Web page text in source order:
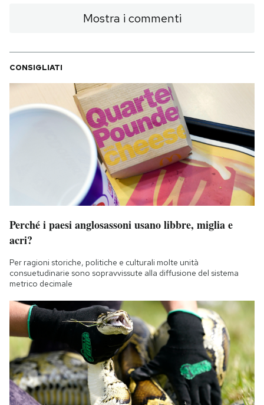
Mostra i commenti
CONSIGLIATI
Perché i paesi anglosassoni usano libbre, miglia e
acri?
Per ragioni storiche, politiche e culturali molte unità
consuetudinarie sono sopravvissute alla diffusione del sistema
metrico decimale